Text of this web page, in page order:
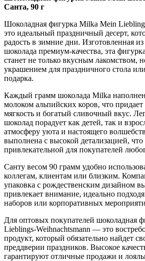
Санта, 90 г
Шоколадная фигурка Milka Mein
это идеальный праздничный десерт,
радость в зимние дни. Изготовленная
шоколада премиум-качества, эта
станет не только вкусным лакомством,
украшением для праздничного стола
подарка.
Каждый грамм шоколада Milka
молоком альпийских коров, что
мягкость и богатый сливочный вкус.
шоколад порадует как детей, так и
атмосферу уюта и настоящего
выполнена с высокой детализацией, что
привлекательной для покупателей
Санту весом 90 грамм удобно
коллегам, клиентам или близким.
упаковка с рождественским дизайном
привлекает внимание, идеально
наборов или корпоративных
Для оптовых покупателей шоколадная
Lieblings-Weihnachtsmann — это
продукт, который обязательно найдет
преддверии праздников. Высокое
гарантируют отличные продажи и